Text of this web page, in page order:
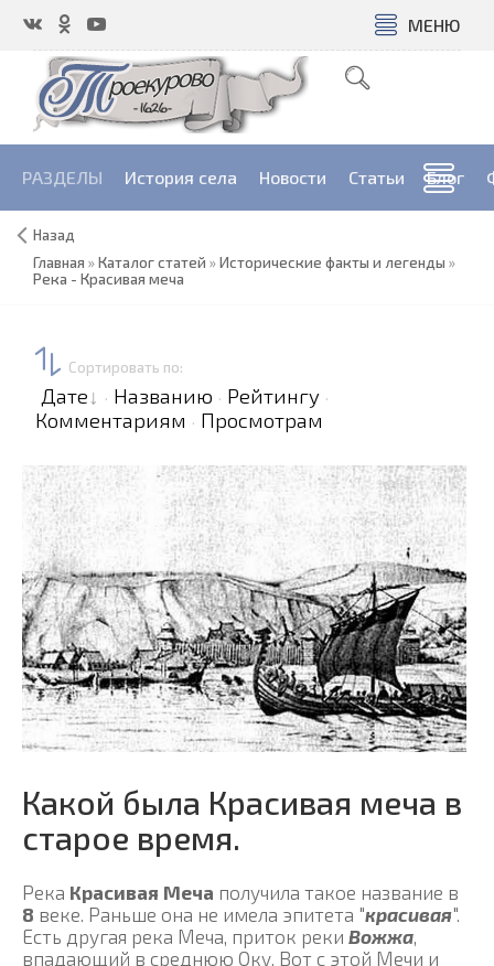
МЕНЮ
РАЗДЕЛЫ История села Новости Cтатьи Блог
Назад
Главная »Каталог статей »Исторические факты и легенды »
Река - Красивая меча
Сортировать по:
Дате · Названию · Рейтингу ·
Комментариям · Просмотрам
Какой была Красивая меча в
старое время.
Река Красивая Меча получила такое название в
8 веке. Раньше она не имела эпитета "красивая".
Есть другая река Меча, приток реки Вожжа,
впадающий в среднюю Оку. Вот с этой Мечи и